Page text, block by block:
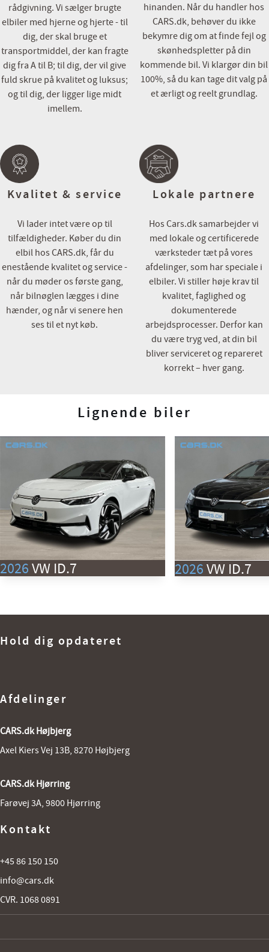
Kontakt eller besøg os her:
📞 86 150 150
💻 www.cars.dk
📧 info@cars.dk
📍 Axel Kiers Vej 13, 8270 Højbjerg
Du er altid meget velkommen i vores flotte showroom, men vi
tid til besigtigelse/prøvetur, på denne måde er vi forberedt og
Bilen er importeret, udstyr kan derfor variere i forhold til danske
Cars.dk
- En del af Via Biler gruppen
rådgivning. Vi sælger brugte
elbiler med hjerne og hjerte - til
dig, der skal bruge et
transportmiddel, der kan fragte
dig fra A til B; til dig, der vil give
fuld skrue på kvalitet og luksus;
og til dig, der ligger lige midt
imellem.
hinanden. Når du handler hos
CARS.dk, behøver du ikke
bekymre dig om at finde fejl og
skønhedspletter på din
kommende bil. Vi klargør din bil
100%, så du kan tage dit valg på
et ærligt og reelt grundlag.
Kvalitet & service
Vi lader intet være op til
tilfældigheder. Køber du din
elbil hos CARS.dk, får du
enestående kvalitet og service -
når du møder os første gang,
når bilnøglen lægges i dine
hænder, og når vi senere hen
ses til et nyt køb.
Lokale partnere
Hos Cars.dk samarbejder vi
med lokale og certificerede
værksteder tæt på vores
afdelinger, som har speciale i
elbiler. Vi stiller høje krav til
kvalitet, faglighed og
dokumenterede
arbejdsprocesser. Derfor kan
du være tryg ved, at din bil
bliver serviceret og repareret
korrekt – hver gang.
Lignende biler
2026VW ID.7
Rækkevidde (El)
2026VW ID.7
Hold dig opdateret
Afdelinger
CARS.dk Højbjerg
Axel Kiers Vej 13B, 8270 Højbjerg
CARS.dk Hjørring
Farøvej 3A, 9800 Hjørring
Kontakt
+45 86 150 150
info@cars.dk
CVR. 1068 0891